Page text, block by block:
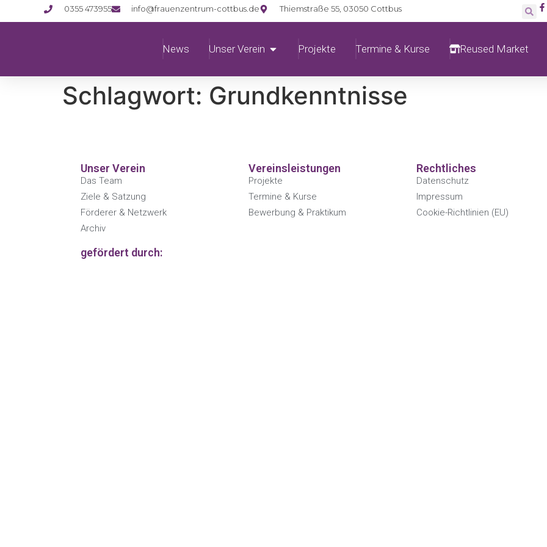
0355 473955 info@frauenzentrum-cottbus.de Thiemstraße 55, 03050 Cottbus
News Unser Verein Projekte Termine & Kurse Reused Market
Schlagwort: Grundkenntnisse
Unser Verein
Das Team
Ziele & Satzung
Förderer & Netzwerk
Archiv
Vereinsleistungen
Projekte
Termine & Kurse
Bewerbung & Praktikum
Rechtliches
Datenschutz
Impressum
Cookie-Richtlinien (EU)
gefördert durch: